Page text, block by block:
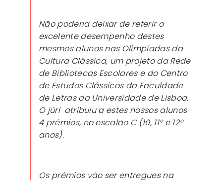
Não poderia deixar de referir o
excelente desempenho destes
mesmos alunos nas Olimpíadas da
Cultura Clássica, um projeto da Rede
de Bibliotecas Escolares e do Centro
de Estudos Clássicos da Faculdade
de Letras da Universidade de Lisboa.
O júri atribuiu a estes nossos alunos
4 prémios, no escalão C (10, 11º e 12º
anos).
Os prémios vão ser entregues na